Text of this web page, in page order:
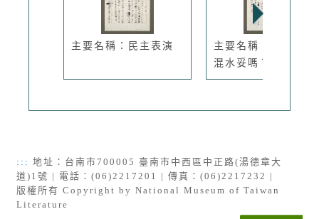
主要名稱：民主表演
主要名稱：出家人蹚
混水妥嗎？
::: 地址：台南市700005 臺南市中西區中正路(湯德章大
道)1號 | 電話：(06)2217201 | 傳真：(06)2217232 |
版權所有 Copyright by National Museum of Taiwan
Literature